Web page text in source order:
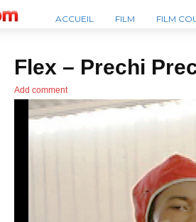
ACCUEIL FILM FILM
Flex – Prechi
Add comment